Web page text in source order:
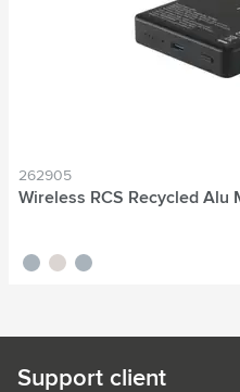
262905
Wireless RCS Recycled Alu
noir titanebleu nordique
Support client